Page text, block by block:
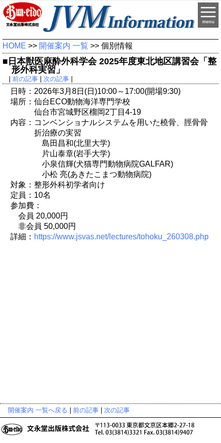
menu
HOME >> 開催案内 一覧 >> 個別情報
■日本獣医麻酔外科学会 2025年度東北地区講習会「整
形外科実習」
| 前の記事| 次の記事|
日時：2026年3月8日(日)10:00～17:00(開場9:30)
場所：仙台ECO動物海洋専門学校
仙台市宮城野区榴岡2丁目4-19
内容：コンベンショナルシステムを用いた橈骨、脛骨骨
折治療の実習
島田昌和(北里大学)
片山泰章(岩手大学)
小泉信輝(犬猫専門動物病院GALFAR)
小松 亮(あきたこまつ動物病院)
対象：整形外科初学者向け
定員：10名
参加費：
会員 20,000円
非会員 50,000円
詳細： https://www.jsvas.net/lectures/tohoku_260308.php
開催案内 一覧へ戻る 前の記事 次の記事